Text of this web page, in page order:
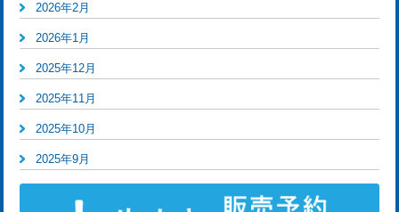
2026年2月
2026年1月
2025年12月
2025年11月
2025年10月
2025年9月